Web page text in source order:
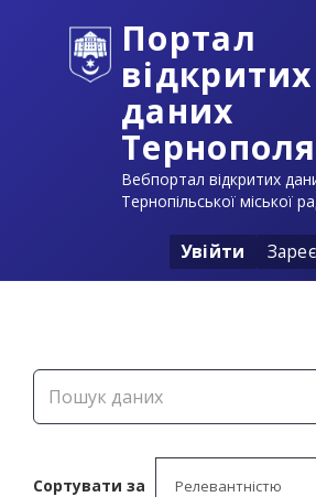
Портал
відкритих
даних
Тернополя
Вебпортал відкритих
Тернопільської міської
Увійти
Сортувати за